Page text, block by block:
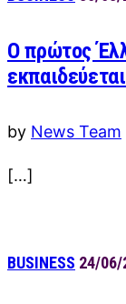
Ο πρώτος
by News Team
[…]
BUSINESS 24/06/